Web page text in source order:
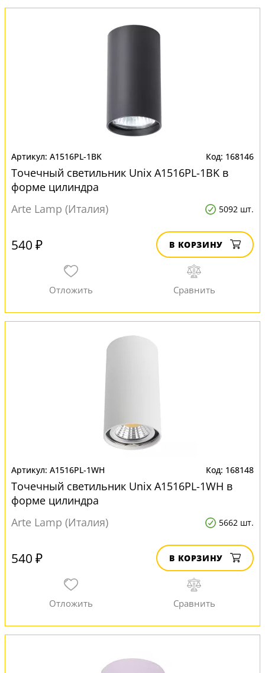
A1516PL-1BK 168146
Точечный светильник Unix A1516PL-1BK в
форме цилиндра
Arte Lamp (Италия)
5092 шт.
540 ₽ В КОРЗИНУ
A1516PL-1WH 168148
Точечный светильник Unix A1516PL-1WH в
форме цилиндра
Arte Lamp (Италия)
5662 шт.
540 ₽ В КОРЗИНУ